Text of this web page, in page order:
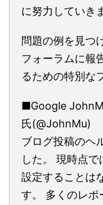
に努力していき
問題の例を見つ
フォーラムに報
るための特別な
■Google
氏(@JohnMu)
ブログ投稿のヘ
した。 現時点
設定することは
す。 多くのレポ